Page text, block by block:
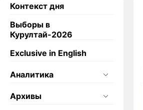
Контекст дня
Выборы в
Курултай-2026
Exclusive in English
Аналитика
Архивы